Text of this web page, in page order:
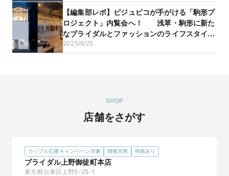
い価格で、TOWAのブライダルリングをお選びいただけます。
【BONDS 新作エタニティリング】Evermoreを２万円
引きでご購入できるお得なフェア開催中！
2026/6/24
【編集部レポ】ビジュピコが手がける「駒形プ
ロジェクト」内覧会へ！ 浅草・駒形に新た
なブライダルとファッションのライフスタイル
拠点が誕生
2025/6/25
SHOP
店舗をさがす
カップル応援キャンペーン対象 情報充実 特典あり
ブライダル上野御徒町本店
東京都台東区上野5-25-1